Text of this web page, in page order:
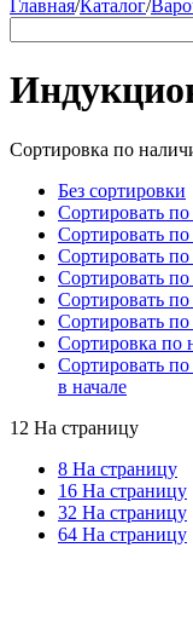
Главная/Каталог/
Сортировка по
Без сортировки
Сортировать
Сортировать
Сортировать
Сортировать
Сортировать
Сортировать
Сортировка по
Сортировать
в начале
12 На страницу
8 На страницу
16 На страницу
32 На страницу
64 На страницу